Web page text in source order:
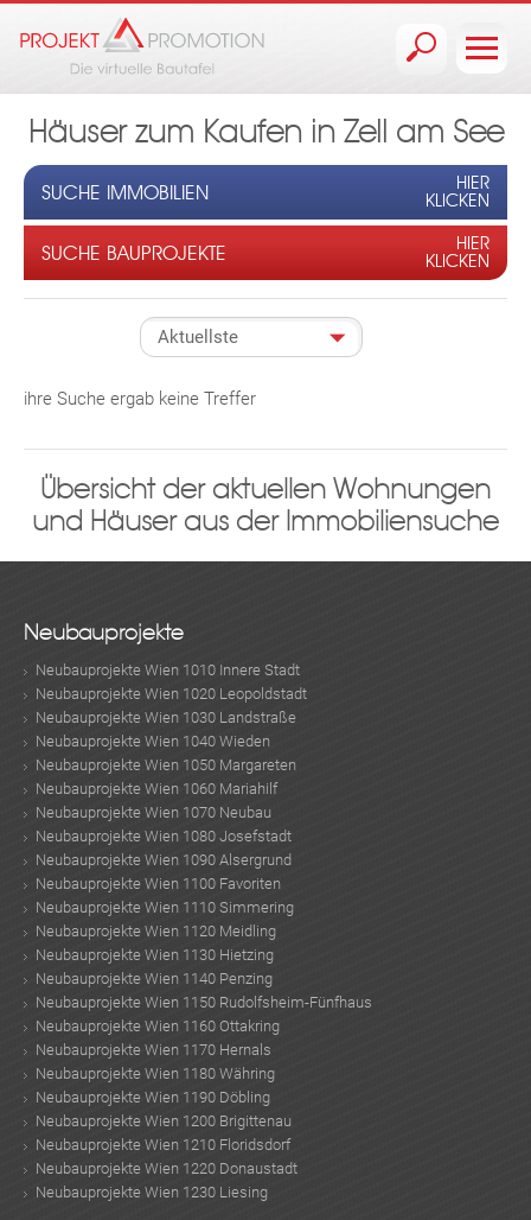
Häuser zum Kaufen in Zell am See
SUCHE IMMOBILIEN
HIER
KLICKEN
SUCHE BAUPROJEKTE
HIER
KLICKEN
ihre Suche ergab keine Treffer
Übersicht der aktuellen Wohnungen
und Häuser aus der Immobiliensuche
Neubauprojekte
Neubauprojekte Wien 1010 Innere Stadt
Neubauprojekte Wien 1020 Leopoldstadt
Neubauprojekte Wien 1030 Landstraße
Neubauprojekte Wien 1040 Wieden
Neubauprojekte Wien 1050 Margareten
Neubauprojekte Wien 1060 Mariahilf
Neubauprojekte Wien 1070 Neubau
Neubauprojekte Wien 1080 Josefstadt
Neubauprojekte Wien 1090 Alsergrund
Neubauprojekte Wien 1100 Favoriten
Neubauprojekte Wien 1110 Simmering
Neubauprojekte Wien 1120 Meidling
Neubauprojekte Wien 1130 Hietzing
Neubauprojekte Wien 1140 Penzing
Neubauprojekte Wien 1150 Rudolfsheim-Fünfhaus
Neubauprojekte Wien 1160 Ottakring
Neubauprojekte Wien 1170 Hernals
Neubauprojekte Wien 1180 Währing
Neubauprojekte Wien 1190 Döbling
Neubauprojekte Wien 1200 Brigittenau
Neubauprojekte Wien 1210 Floridsdorf
Neubauprojekte Wien 1220 Donaustadt
Neubauprojekte Wien 1230 Liesing